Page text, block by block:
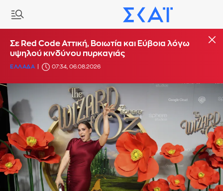
Σε Red Code Αττική, Βοιωτία και Εύβοια λόγω
υψηλού κινδύνου πυρκαγιάς
ΕΛΛΑΔΑ 07:34, 06.08.2026